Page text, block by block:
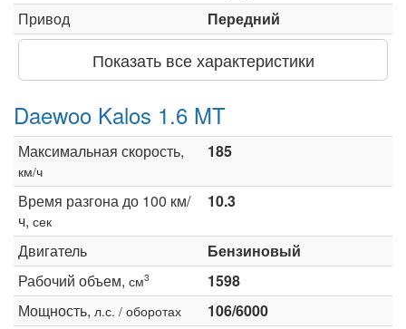
Привод
Передний
Показать все характеристики
Daewoo Kalos 1.6 MT
Максимальная скорость,
км/ч
185
Время разгона до 100 км/
ч, сек
10.3
Двигатель
Бензиновый
Рабочий объем, см3
1598
Мощность, л.с. / оборотах 106/6000